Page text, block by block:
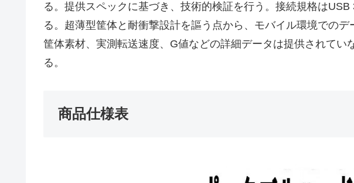
る。提供スペックに基づき、技術的検証を行う。接続規格は
る。超薄型筐体と耐衝撃設計を謳う点から、モバイル環境での
筐体素材、実測転送速度、G値などの詳細データは提供されて
る。
商品仕様表